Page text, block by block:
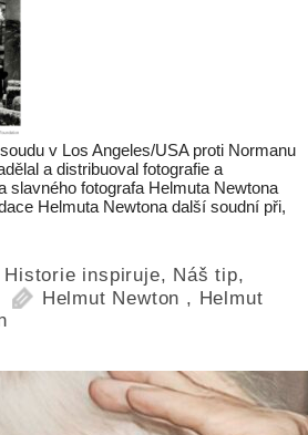
v Los Angeles/USA proti Normanu
a distribuoval fotografie a
slavného fotografa Helmuta Newtona
Helmuta Newtona další soudní při,
Historie inspiruje, Náš tip,
Helmut Newton , Helmut